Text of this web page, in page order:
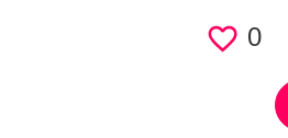
favorite_border 0